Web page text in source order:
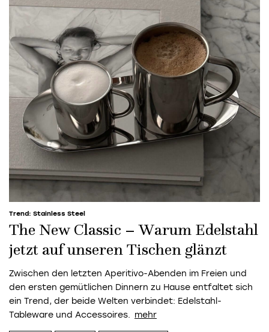
Trend: Stainless Steel
The New Classic – Warum Edelstahl
jetzt auf unseren Tischen glänzt
Zwischen den letzten Aperitivo-Abenden im Freien und
den ersten gemütlichen Dinnern zu Hause entfaltet sich
ein Trend, der beide Welten verbindet: Edelstahl-
Tableware und Accessoires.